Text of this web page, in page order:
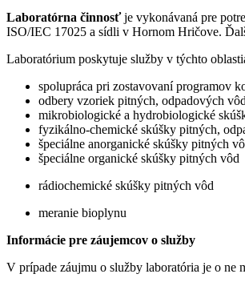
Laboratórna činnosťje vykonávaná pre
ISO/IEC 17025 a sídli v Hornom Hričove.
Laboratórium poskytuje služby v týchto
spolupráca pri zostavovaní programov
odbery vzoriek pitných, odpadových
mikrobiologické a hydrobiologické
fyzikálno-chemické skúšky pitných,
špeciálne anorganické skúšky pitných
špeciálne organické skúšky pitných vôd
rádiochemické skúšky pitných vôd
meranie bioplynu
Informácie pre záujemcov o služby
V prípade záujmu o služby laboratória je o ne